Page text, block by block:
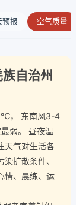
预报 空气质量
自治州
， 东南风3-4
弱。 昼夜温
天气对生活各
扩散条件、
情、晨练、运